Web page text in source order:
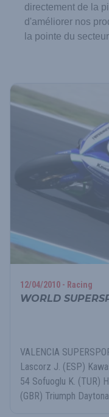
directement de la
d'améliorer nos
la pointe du
12/04/2010 - Racing
WORLD
VALENCIA
Lascorz J. (ESP)
54 Sofuoglu K. (TUR)
(GBR) Triumph Daytona